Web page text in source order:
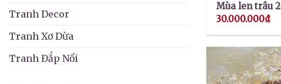
Tranh Decor
Tranh Xơ Dừa
Tranh Đắp Nổi
Mùa len trâu 2
30.000.000₫